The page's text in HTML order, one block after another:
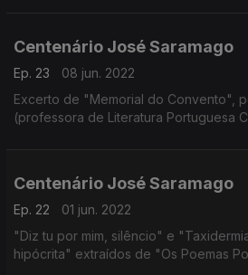
Centenário José Saramago
Ep. 23
08 jun. 2022
Excerto de "Memorial do Convento",
(professora de Literatura Portuguesa
Centenário José Saramago
Ep. 22
01 jun. 2022
"Diz tu por mim, silêncio" e
hipócrita" extraídos de "Os Poemas